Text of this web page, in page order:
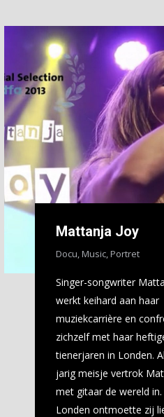
Mattanja Joy
Docu,Music,Portret
Singer-songwriter
werkt keihard aan haar
muziekcarrière en
zichzelf met haar
tienerjaren in Londen.
jarig meisje vertrok
met gitaar de wereld in.
Londen ontmoette zij